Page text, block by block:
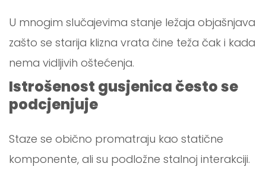
U mnogim slučajevima stanje ležaja objašnjava
zašto se starija klizna vrata čine teža čak i kada
nema vidljivih oštećenja.
Istrošenost gusjenica često se
podcjenjuje
Staze se obično promatraju kao statične
komponente, ali su podložne stalnoj interakciji.